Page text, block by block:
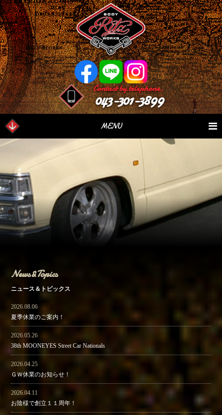
Contact by telephone.
043-301-3899
MENU
Parts Sales
パーツ情報 Case Study
作業日誌
Blog
つぶやき
News&Topics
ニュース＆トピックス
2026.08.06
夏季休業のご案内！
2026.05.26
38th MOONEYES Street Car Nationals
2026.04.25
ＧＷ休業のお知らせ！
2026.04.11
お陰様で創立１１周年！